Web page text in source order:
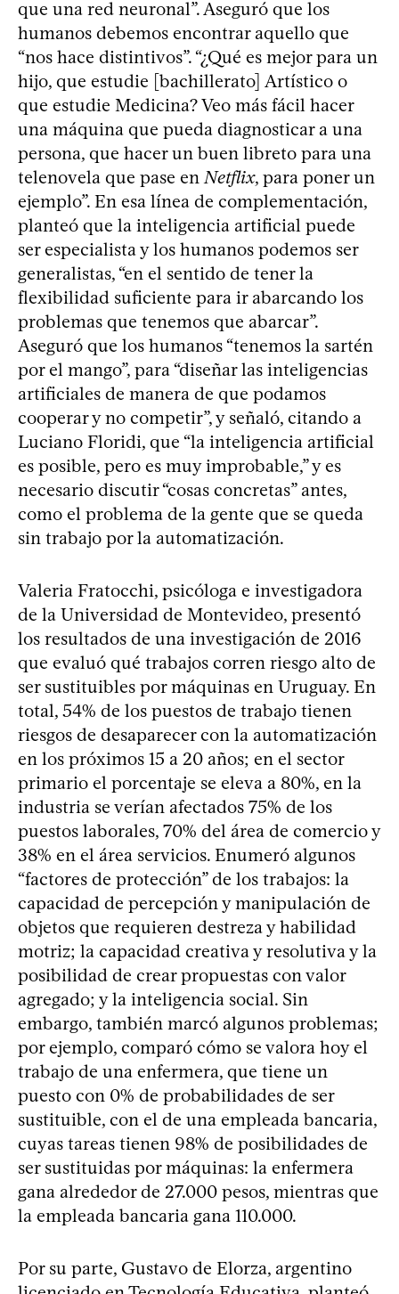
que una red neuronal”. Aseguró que los
humanos debemos encontrar aquello que
“nos hace distintivos”. “¿Qué es mejor para un
hijo, que estudie [bachillerato] Artístico o
que estudie Medicina? Veo más fácil hacer
una máquina que pueda diagnosticar a una
persona, que hacer un buen libreto para una
telenovela que pase en Netflix, para poner un
ejemplo”. En esa línea de complementación,
planteó que la inteligencia artificial puede
ser especialista y los humanos podemos ser
generalistas, “en el sentido de tener la
flexibilidad suficiente para ir abarcando los
problemas que tenemos que abarcar”.
Aseguró que los humanos “tenemos la sartén
por el mango”, para “diseñar las inteligencias
artificiales de manera de que podamos
cooperar y no competir”, y señaló, citando a
Luciano Floridi, que “la inteligencia artificial
es posible, pero es muy improbable,” y es
necesario discutir “cosas concretas” antes,
como el problema de la gente que se queda
sin trabajo por la automatización.
Valeria Fratocchi, psicóloga e investigadora
de la Universidad de Montevideo, presentó
los resultados de una investigación de 2016
que evaluó qué trabajos corren riesgo alto de
ser sustituibles por máquinas en Uruguay. En
total, 54% de los puestos de trabajo tienen
riesgos de desaparecer con la automatización
en los próximos 15 a 20 años; en el sector
primario el porcentaje se eleva a 80%, en la
industria se verían afectados 75% de los
puestos laborales, 70% del área de comercio y
38% en el área servicios. Enumeró algunos
“factores de protección” de los trabajos: la
capacidad de percepción y manipulación de
objetos que requieren destreza y habilidad
motriz; la capacidad creativa y resolutiva y la
posibilidad de crear propuestas con valor
agregado; y la inteligencia social. Sin
embargo, también marcó algunos problemas;
por ejemplo, comparó cómo se valora hoy el
trabajo de una enfermera, que tiene un
puesto con 0% de probabilidades de ser
sustituible, con el de una empleada bancaria,
cuyas tareas tienen 98% de posibilidades de
ser sustituidas por máquinas: la enfermera
gana alrededor de 27.000 pesos, mientras que
la empleada bancaria gana 110.000.
Por su parte, Gustavo de Elorza, argentino